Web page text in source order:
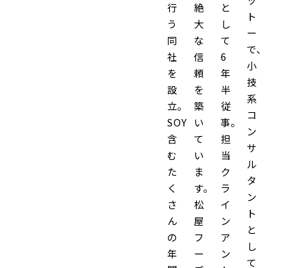
行
う
同
社
を
設
立。
SOY
含
む
た
く
さ
ん
の
年
絶
大
な
信
頼
を
築
い
て
い
ま
す。
松
屋
フ
ー
と
し
て
6
年
半
従
事。
担
当
ク
ラ
イ
ン
ア
ン
ト
ー
で、
小
技
系
コ
ン
サ
ル
タ
ン
ト
と
し
て